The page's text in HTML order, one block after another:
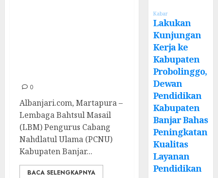
0
Albanjari.com, Martapura –
Lembaga Bahtsul Masail
(LBM) Pengurus Cabang
Nahdlatul Ulama (PCNU)
Kabupaten Banjar...
BACA SELENGKAPNYA
Kabar
Lakukan
Kunjungan
Kerja ke
Kabupaten
Probolinggo,
Dewan
Pendidikan
Kabupaten
Banjar Bahas
Peningkatan
Kualitas
Layanan
Pendidikan